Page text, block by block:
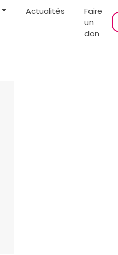
Actualités
Faire
un
don